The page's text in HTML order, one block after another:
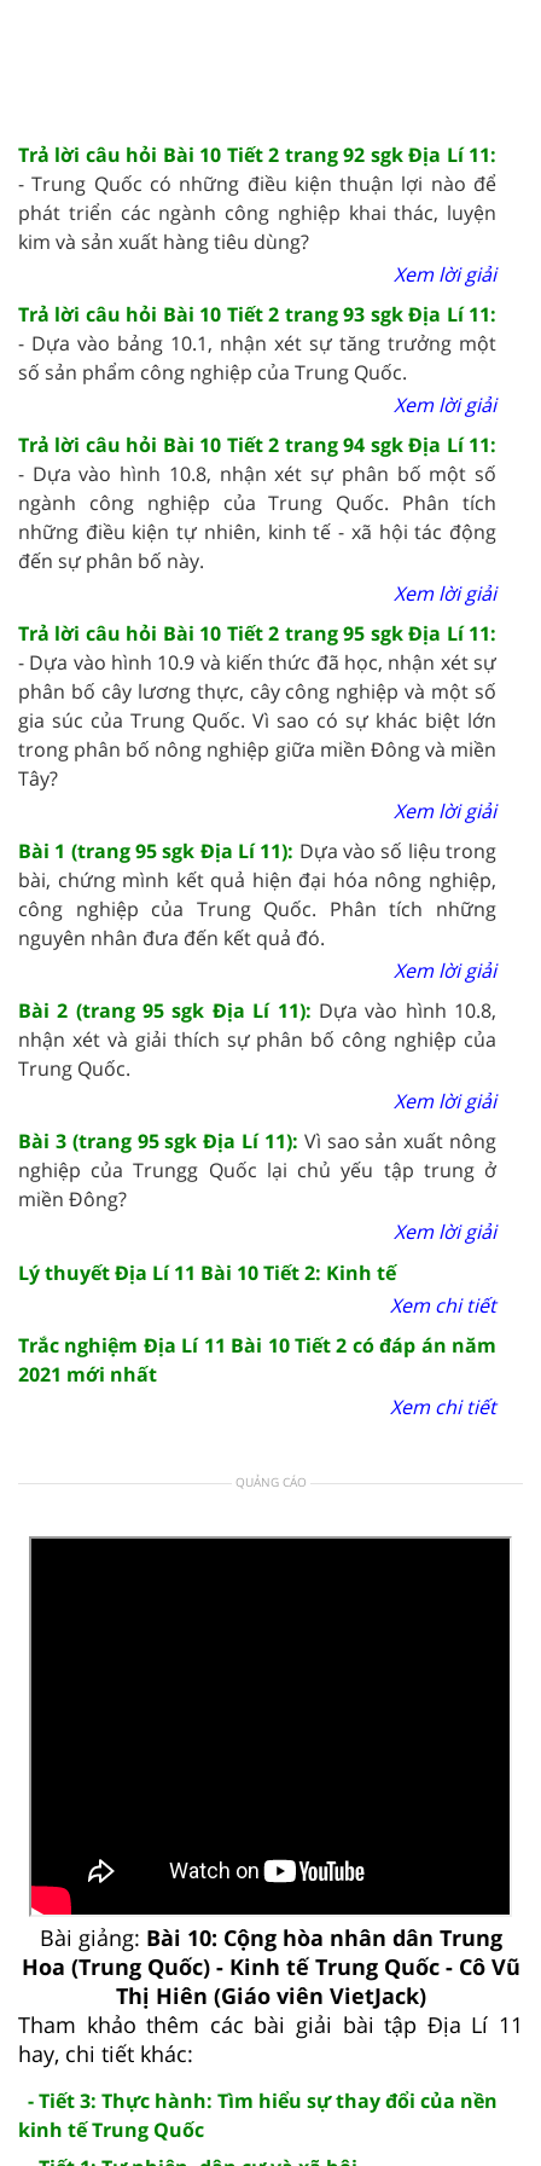
Trả lời câu hỏi Bài 10 Tiết 2 trang 92 sgk Địa Lí 11:
- Trung Quốc có những điều kiện thuận lợi nào để
phát triển các ngành công nghiệp khai thác, luyện
kim và sản xuất hàng tiêu dùng?
Xem lời giải
Trả lời câu hỏi Bài 10 Tiết 2 trang 93 sgk Địa Lí 11:
- Dựa vào bảng 10.1, nhận xét sự tăng trưởng một
số sản phẩm công nghiệp của Trung Quốc.
Xem lời giải
Trả lời câu hỏi Bài 10 Tiết 2 trang 94 sgk Địa Lí 11:
- Dựa vào hình 10.8, nhận xét sự phân bố một số
ngành công nghiệp của Trung Quốc. Phân tích
những điều kiện tự nhiên, kinh tế - xã hội tác động
đến sự phân bố này.
Xem lời giải
Trả lời câu hỏi Bài 10 Tiết 2 trang 95 sgk Địa Lí 11:
- Dựa vào hình 10.9 và kiến thức đã học, nhận xét sự
phân bố cây lương thực, cây công nghiệp và một số
gia súc của Trung Quốc. Vì sao có sự khác biệt lớn
trong phân bố nông nghiệp giữa miền Đông và miền
Tây?
Xem lời giải
Bài 1 (trang 95 sgk Địa Lí 11): Dựa vào số liệu trong
bài, chứng mình kết quả hiện đại hóa nông nghiệp,
công nghiệp của Trung Quốc. Phân tích những
nguyên nhân đưa đến kết quả đó.
Xem lời giải
Bài 2 (trang 95 sgk Địa Lí 11): Dựa vào hình 10.8,
nhận xét và giải thích sự phân bố công nghiệp của
Trung Quốc.
Xem lời giải
Bài 3 (trang 95 sgk Địa Lí 11): Vì sao sản xuất nông
nghiệp của Trungg Quốc lại chủ yếu tập trung ở
miền Đông?
Xem lời giải
Lý thuyết Địa Lí 11 Bài 10 Tiết 2: Kinh tế
Xem chi tiết
Trắc nghiệm Địa Lí 11 Bài 10 Tiết 2 có đáp án năm
2021 mới nhất
Xem chi tiết
QUẢNG CÁO
Bài giảng: Bài 10: Cộng hòa nhân dân Trung
Hoa (Trung Quốc) - Kinh tế Trung Quốc - Cô Vũ
Thị Hiên (Giáo viên VietJack)
Tham khảo thêm các bài giải bài tập Địa Lí 11
hay, chi tiết khác:
- Tiết 3: Thực hành: Tìm hiểu sự thay đổi của nền
kinh tế Trung Quốc